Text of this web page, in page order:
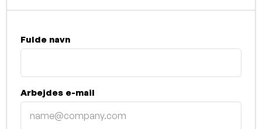
Fulde navn
Arbejdes e-mail